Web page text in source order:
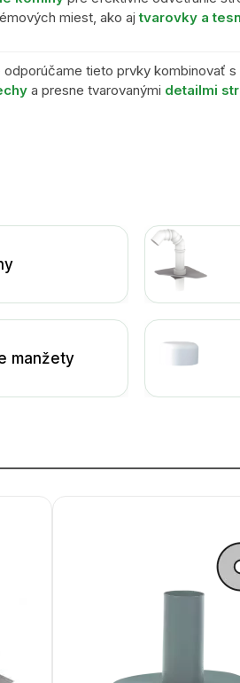
miest, ako ajtvarovky a
tieto prvky kombinovať s
a presne tvarovanými detailmi
manžety